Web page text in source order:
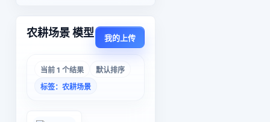
农耕场景 模型 我的上传
当前 1 个结果
默认排序
标签：农耕场景